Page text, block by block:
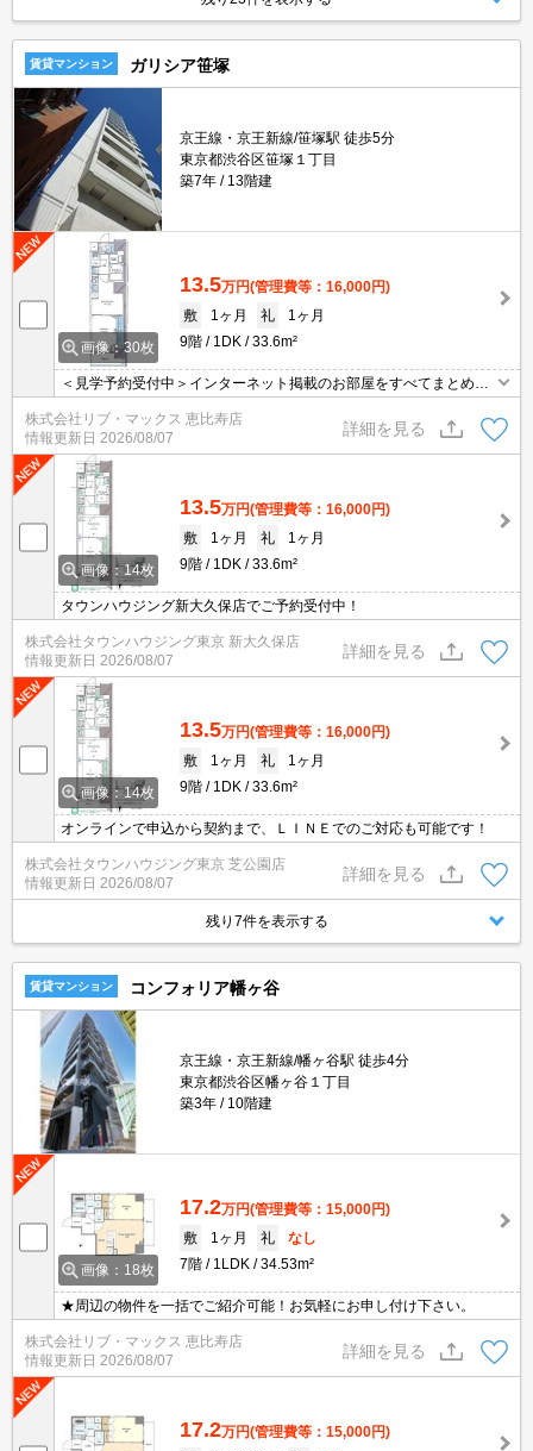
賃貸マンション ガリシア笹塚
京王線・京王新線/笹塚駅 徒歩5分
東京都渋谷区笹塚１丁目
築7年
13階建
画像：30枚
13.5万円(管理費等：16,000円)
敷
1ヶ月 礼
1ヶ月
9階
1DK 33.6m²
＜見学予約受付中＞インターネット掲載のお部屋をすべてまとめて
ご紹介可能！ 初期費用クレジット決済可！問合せ当日でもご予約可
能！他社掲載物件もまとめてご紹介可能です。オンライン案内可。
写真・動画送付、WEB契約等来店不要でご契約可能。セキュリティ
充実で安心！お気軽にご相談くださいませ。
株式会社リブ・マックス 恵比寿店
情報更新日 2026/08/07
詳細を見る
画像：14枚
13.5万円(管理費等：16,000円)
敷
1ヶ月 礼
1ヶ月
9階
1DK 33.6m²
タウンハウジング新大久保店でご予約受付中！
株式会社タウンハウジング東京 新大久保店
情報更新日 2026/08/07
詳細を見る
画像：14枚
13.5万円(管理費等：16,000円)
敷
1ヶ月 礼
1ヶ月
9階
1DK 33.6m²
オンラインで申込から契約まで、ＬＩＮＥでのご対応も可能です！
株式会社タウンハウジング東京 芝公園店
情報更新日 2026/08/07
詳細を見る
残り7件を表示する
賃貸マンション コンフォリア幡ヶ谷
京王線・京王新線/幡ヶ谷駅 徒歩4分
東京都渋谷区幡ヶ谷１丁目
築3年
10階建
画像：18枚
17.2万円(管理費等：15,000円)
敷
1ヶ月 礼
なし
7階
1LDK 34.53m²
★周辺の物件を一括でご紹介可能！お気軽にお申し付け下さい。
株式会社リブ・マックス 恵比寿店
情報更新日 2026/08/07
詳細を見る
17.2万円(管理費等：15,000円)